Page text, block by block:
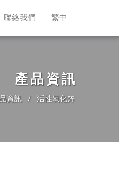
聯絡我們 繁中
產品資訊
資訊 活性氧化鋅